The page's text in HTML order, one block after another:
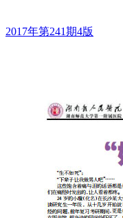
2017年第241期4版